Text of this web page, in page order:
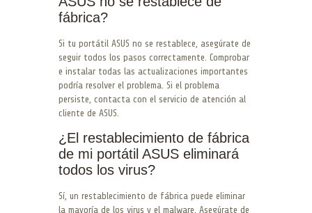
fábrica?
Si tu portátil ASUS no se restablece, asegúrate de
seguir todos los pasos correctamente. Comprobar
e instalar todas las actualizaciones importantes
podría resolver el problema. Si el problema
persiste, contacta con el servicio de atención al
cliente de ASUS.
¿El restablecimiento de fábrica
de mi portátil ASUS eliminará
todos los virus?
Sí, un restablecimiento de fábrica puede eliminar
la mayoría de los virus y el malware. Asegúrate de